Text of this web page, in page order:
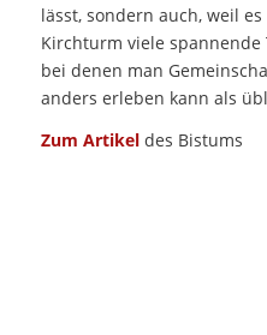
lässt, sondern auch, weil
Kirchturm viele
bei denen man
anders erleben kann als
Zum Artikeldes Bistums